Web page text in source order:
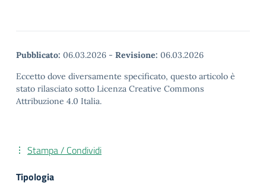
Pubblicato: 06.03.2026 - Revisione: 06.03.2026
Eccetto dove diversamente specificato, questo articolo è
stato rilasciato sotto Licenza Creative Commons
Attribuzione 4.0 Italia.
Stampa / Condividi
Tipologia